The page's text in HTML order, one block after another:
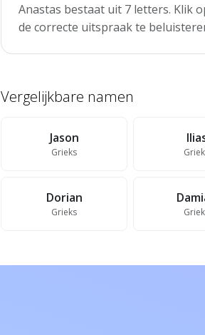
Anastas bestaat uit 7 letters. Klik
de correcte uitspraak te
Vergelijkbare namen
Jason
Grieks
Dorian
Grieks